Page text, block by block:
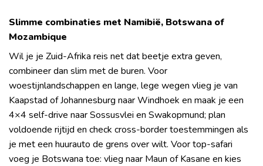
Slimme combinaties met Namibië, Botswana of
Mozambique
Wil je je Zuid-Afrika reis net dat beetje extra geven,
combineer dan slim met de buren. Voor
woestijnlandschappen en lange, lege wegen vlieg je van
Kaapstad of Johannesburg naar Windhoek en maak je een
4×4 self-drive naar Sossusvlei en Swakopmund; plan
voldoende rijtijd en check cross-border toestemmingen als
je met een huurauto de grens over wilt. Voor top-safari
voeg je Botswana toe: vlieg naar Maun of Kasane en kies